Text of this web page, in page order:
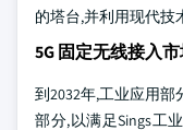
的塔台,并利用现代技
5G 固定无线接入
到2032年,工业应用
部分,以满足Sings工